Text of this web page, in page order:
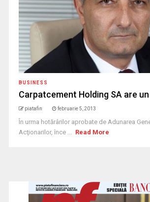
BUSINESS
Carpatcement Holding SA are un
piatafin februarie 5, 2013
În urma hotărârilor aprobate de Adunarea
Acţionarilor, înce ... Read More